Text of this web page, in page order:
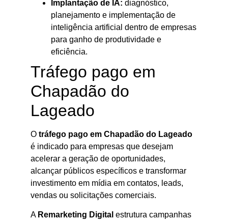
Implantação de IA: diagnóstico,
planejamento e implementação de
inteligência artificial dentro de empresas
para ganho de produtividade e
eficiência.
Tráfego pago em
Chapadão do
Lageado
O tráfego pago em Chapadão do Lageado
é indicado para empresas que desejam
acelerar a geração de oportunidades,
alcançar públicos específicos e transformar
investimento em mídia em contatos, leads,
vendas ou solicitações comerciais.
A Remarketing Digital estrutura campanhas